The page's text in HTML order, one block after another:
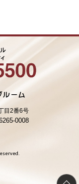
目2番6号
0008